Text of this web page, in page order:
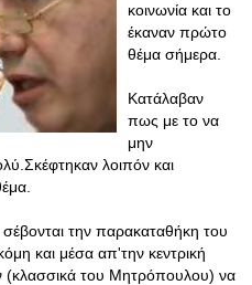
κοινωνία και το
έκαναν πρώτο
θέμα σήμερα.
Κατάλαβαν
πως με το να
μην
λοιπόν και
την παρακαταθήκη του
και μέσα απ'την κεντρική
(κλασσικά του Μητρόπουλου) να